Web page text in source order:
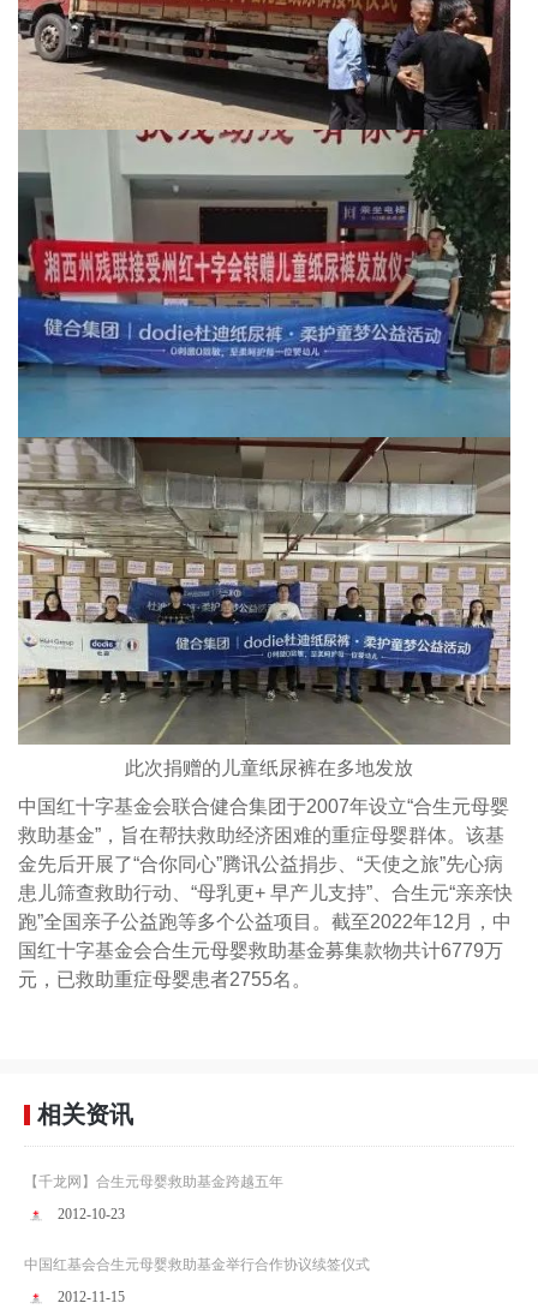
此次捐赠的儿童纸尿裤在多地发放
中国红十字基金会联合健合集团于2007年设立“合生元母婴
救助基金”，旨在帮扶救助经济困难的重症母婴群体。该基
金先后开展了“合你同心”腾讯公益捐步、“天使之旅”先心病
患儿筛查救助行动、“母乳更+ 早产儿支持”、合生元“亲亲快
跑”全国亲子公益跑等多个公益项目。截至2022年12月，中
国红十字基金会合生元母婴救助基金募集款物共计6779万
元，已救助重症母婴患者2755名。
相关资讯
【千龙网】合生元母婴救助基金跨越五年
2012-10-23
中国红基会合生元母婴救助基金举行合作协议续签仪式
2012-11-15